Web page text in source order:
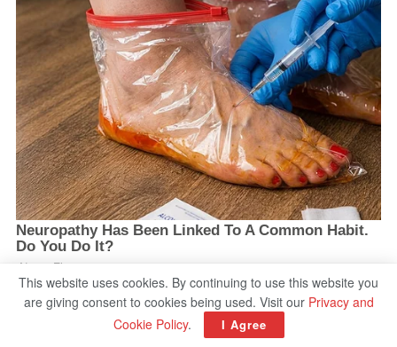
This website uses cookies. By continuing to use this website you
are giving consent to cookies being used. Visit our Privacy and
Cookie Policy. I Agree